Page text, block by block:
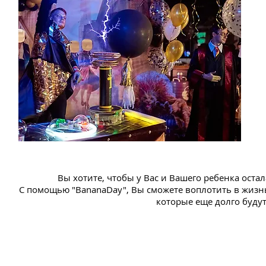
день рождение празднование
подросток день рождение
оригинальный день рождение
детский день рождение
необычный день рождение
день рождение сюрприз
ведущий юбилей
детский праздник
план организации день рождения
организация дня рождения под ключ
организация дня рождения на природе
организация дня рождения мужчине
организация дня рождения мальчика
организация дней рождений девочки
день рождения организации поздравления
организация дня рождения 12 лет
организация детского дня рождения на природе
подарок на день рождения организации
план организации детского дня рождения
организация дня рождения подростка
организация дня рождения киев
организация дня рождения компании
Вы хотите, чтобы у Вас и Вашего ребенка
С помощью "BananaDay", Вы сможете воплотить в
которые еще долго